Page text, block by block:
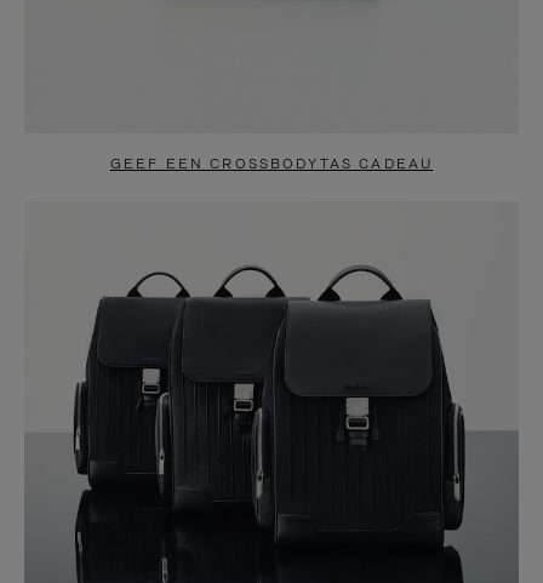
GEEF EEN CROSSBODYTAS CADEAU